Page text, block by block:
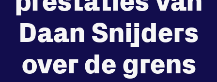
Prestaties op afstanden
zet je samen
Running
Daan Snijders
over de grens